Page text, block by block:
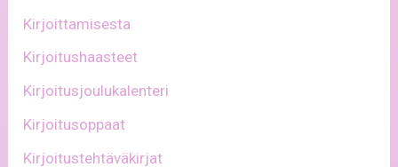
Kirjoittamisesta
Kirjoitushaasteet
Kirjoitusjoulukalenteri
Kirjoitusoppaat
Kirjoitustehtäväkirjat